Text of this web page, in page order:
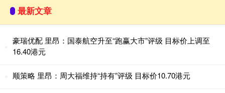
最新文章
豪瑞优配 里昂：国泰航空升至“跑赢大市”评级 目标价上调至
16.40港元
顺策略 里昂：周大福维持“持有”评级 目标价10.70港元